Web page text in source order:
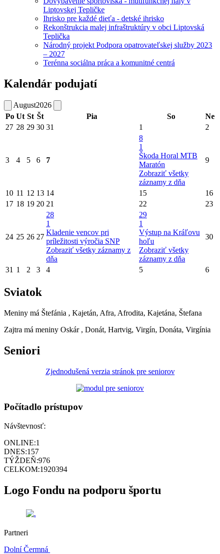
Liptovskej Tepličke
Ihrisko pre každé dieťa - detské ihrisko
Rekonštrukcia malej infraštruktúry v obci Liptovská
Teplička
Národný projekt Podpora opatrovateľskej služby 2023
– 2027
Terénna sociálna práca a komunitné centrá
Kalendár podujatí
August2026
Po Ut St Št Pia So
Ne
27 28 29 30 31 1 2
3 4 5 6 7
8
1
Škoda Horal MTB
Maratón
Zobraziť všetky
záznamy z dňa
9
10 11 12 13 14 15
16
17 18 19 20 21 22 23
24 25 26 27
28
1
Kladenie vencov pri
príležitosti výročia SNP
Zobraziť všetky záznamy z
dňa
29
1
Výstup na Kráľovu
hoľu
Zobraziť všetky
záznamy z dňa
30
31 1 2 3 4 5 6
Sviatok
Meniny má Štefánia , Kajetán, Afra, Afrodita, Kajetána, Štefana
Zajtra má meniny Oskár , Donát, Hartvig, Virgín, Donáta, Virgínia
Seniori
Zjednodušená verzia stránok pre seniorov
Počítadlo prístupov
Návštevnosť:
ONLINE:1
DNES:157
TÝŽDEŇ:976
CELKOM:1920394
Logo Fondu na podporu športu
Partneri
Dolní Čermná